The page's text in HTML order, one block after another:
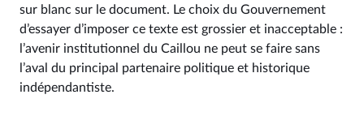
sur blanc sur le document. Le choix du Gouvernement
d’essayer d’imposer ce texte est grossier et inacceptable :
l’avenir institutionnel du Caillou ne peut se faire sans
l’aval du principal partenaire politique et historique
indépendantiste.